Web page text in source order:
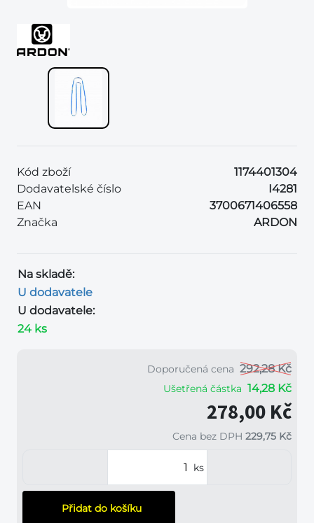
Kód zboží
1174401304
Dodavatelské číslo
I4281
EAN
3700671406558
Značka
ARDON
Na skladě:
U dodavatele
U dodavatele:
24 ks
Doporučená cena 292,28 Kč
Ušetřená částka 14,28 Kč
278,00 Kč
Cena bez DPH 229,75 Kč
ks
Přidat do košíku